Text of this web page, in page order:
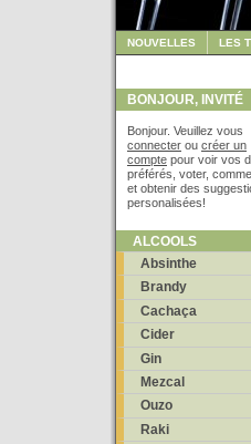
NOUVELLES LES
BONJOUR, INVITÉ
Bonjour. Veuillez vous
connecter ou créer un
compte pour voir vos
préférés, voter,
et obtenir des
personalisées!
ALCOOLS
Absinthe
Brandy
Cachaça
Cider
Gin
Mezcal
Ouzo
Raki